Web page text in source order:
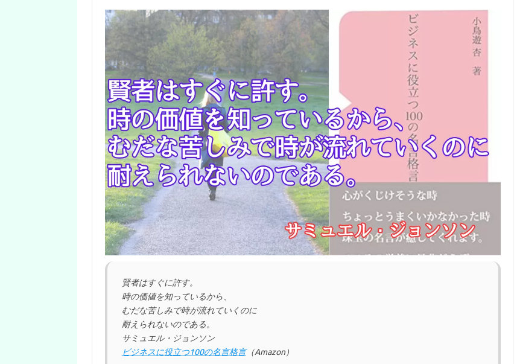
賢者はすぐに許す。
時の価値を知っているから、
むだな苦しみで時が流れていくのに
耐えられないのである。
サミュエル・ジョンソン
ビジネスに役立つ100の名言格言（Amazon）